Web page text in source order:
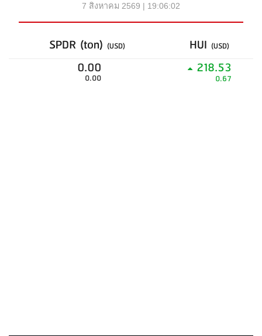
7 สิงหาคม 2569 | 19:06:02
SPDR (ton) (USD) HUI (USD)
0.00
0.00
218.53
0.67